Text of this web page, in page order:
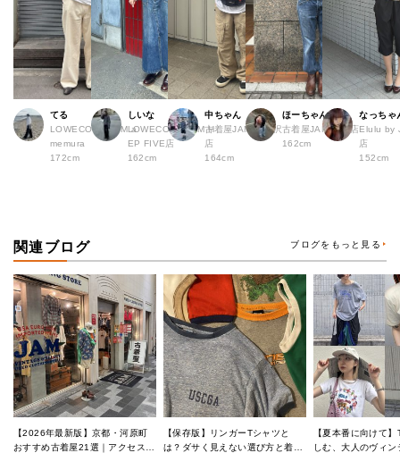
てる
LOWECO by JAM a
memura
172cm
しいな
LOWECO by JAM H
EP FIVE店
162cm
中ちゃん
古着屋JAM 下北沢
店
164cm
ほーちゃん
古着屋JAM 広島店
162cm
なっちゃ
Elulu by
店
152cm
関連ブログ ブログをもっと見る
【2026年最新版】京都・河原町
おすすめ古着屋21選｜アクセス良
【保存版】リンガーTシャツと
は？ダサく見えない選び方と着こ
【夏本番に向けて
しむ、大人のヴィ